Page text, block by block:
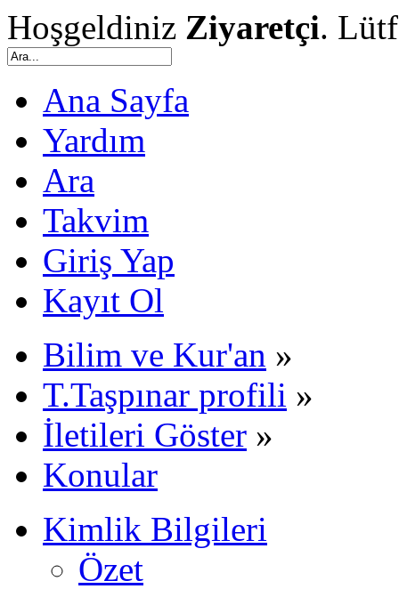
Hoşgeldiniz Ziyaretçi.
Ana Sayfa
Yardım
Ara
Takvim
Giriş Yap
Kayıt Ol
Bilim ve Kur'an »
T.Taşpınar profili »
İletileri Göster »
Konular
Kimlik Bilgileri
Özet